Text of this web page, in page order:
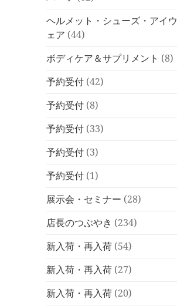
ヘルメット・シューズ・アイウ
ェア (44)
ボディケア＆サプリメント (8)
予約受付 (42)
予約受付 (8)
予約受付 (33)
予約受付 (3)
予約受付 (1)
展示会・セミナー (28)
店長のつぶやき (234)
新入荷・再入荷 (54)
新入荷・再入荷 (27)
新入荷・再入荷 (20)